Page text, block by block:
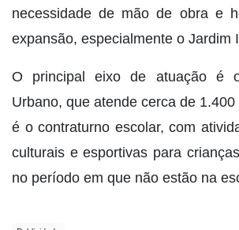
necessidade de mão de obra e
expansão, especialmente o Jardim
O principal eixo de atuação é
Urbano, que atende cerca de
é o contraturno escolar, com
culturais e esportivas para
no período em que não estão na